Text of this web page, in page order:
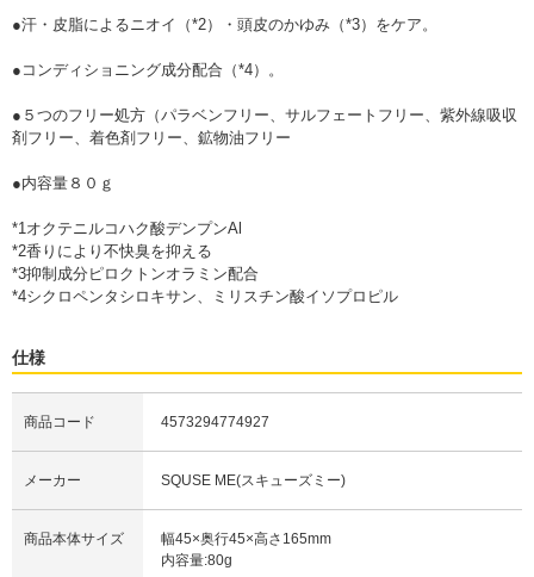
●汗・皮脂によるニオイ（*2）・頭皮のかゆみ（*3）をケア。
●コンディショニング成分配合（*4）。
●５つのフリー処方（パラベンフリー、サルフェートフリー、紫外線吸収
剤フリー、着色剤フリー、鉱物油フリー
●内容量８０ｇ
*1オクテニルコハク酸デンプンAl
*2香りにより不快臭を抑える
*3抑制成分ピロクトンオラミン配合
*4シクロペンタシロキサン、ミリスチン酸イソプロピル
仕様
商品コード 4573294774927
メーカー SQUSE ME(スキューズミー)
商品本体サイズ
幅45×奥行45×高さ165mm
内容量:80g